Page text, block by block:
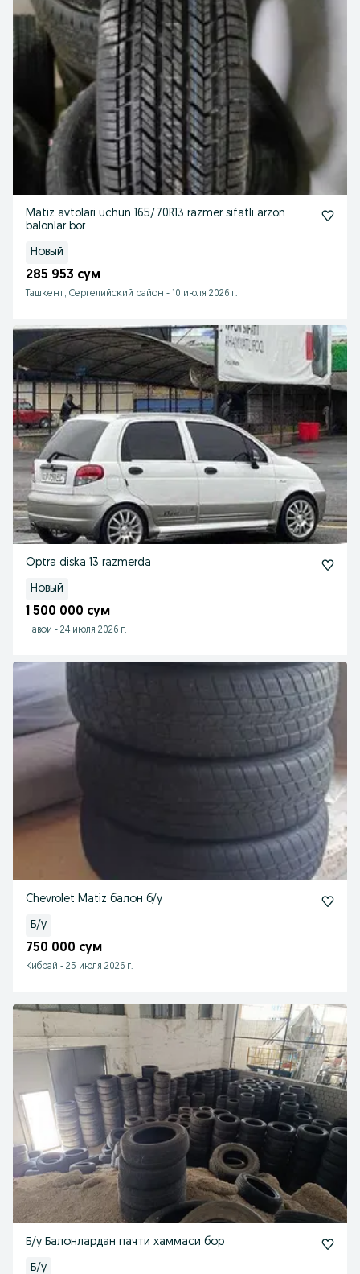
Matiz avtolari uchun 165/70R13 razmer sifatli arzon
balonlar bor
Новый
285 953 сум
Ташкент, Сергелийский район - 10 июля 2026 г.
Optra diska 13 razmerda
Новый
1 500 000 сум
Навои - 24 июля 2026 г.
Chevrolet Matiz балон б/у
Б/у
750 000 сум
Кибрай - 25 июля 2026 г.
Б/у Балонлардан пачти хаммаси бор
Б/у